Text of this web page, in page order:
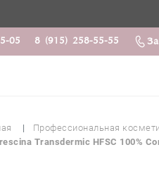
05 8 (915) 258-55-55
Профессиональная
Transdermic HFSC 100%